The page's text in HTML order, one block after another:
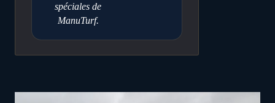
spéciales de
ManuTurf.